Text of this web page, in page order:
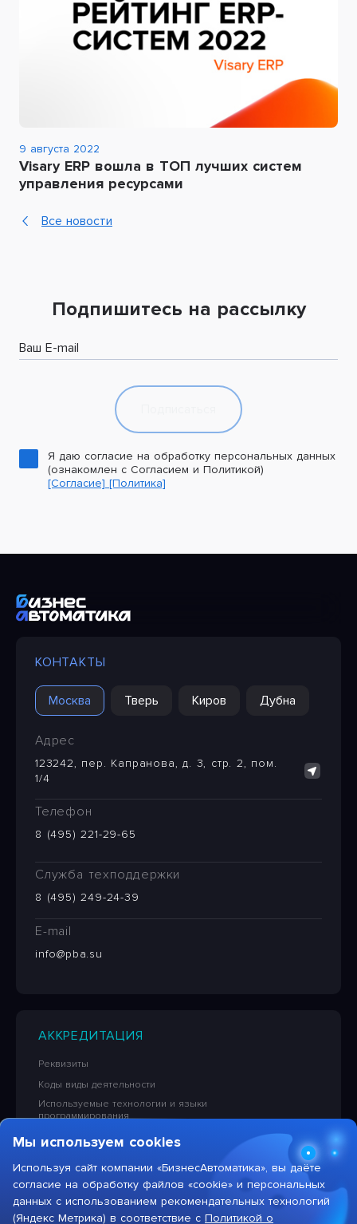
9 августа 2022
Visary ERP вошла в ТОП лучших cистем
управления ресурсами
Все новости
Подпишитесь на рассылку
Ваш E-mail
Я даю согласие на обработку персональных данных
(ознакомлен с Согласием и Политикой)
[Согласие] [Политика]
КОНТАКТЫ
Москва Тверь Киров Дубна
Адрес
123242, пер. Капранова, д. 3, стр. 2, пом.
1/4
Телефон
8 (495) 221-29-65
Служба техподдержки
8 (495) 249-24-39
E-mail
info@pba.su
АККРЕДИТАЦИЯ
Реквизиты
Коды виды деятельности
Используемые технологии и языки
программирования
Сведения об исключительных правах на ПО
«БизнесАвтоматика»
Тарифы на услуги компании
Мы используем cookies
Используя сайт компании «БизнесАвтоматика», вы даёте
согласие на обработку файлов «cookie» и персональных
данных с использованием рекомендательных технологий
(Яндекс Метрика) в соответствие с Политикой о